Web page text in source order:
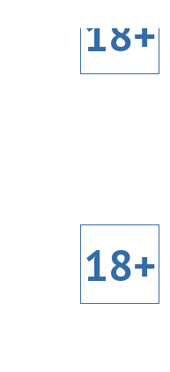
18+
18+